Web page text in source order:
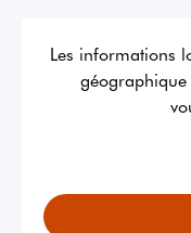
Les informations